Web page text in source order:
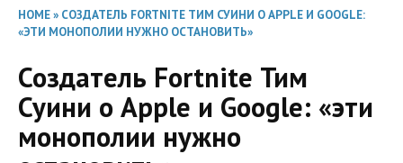
HOME» СОЗДАТЕЛЬ FORTNITE ТИМ СУИНИ О APPLE И GOOGLE:
«ЭТИ МОНОПОЛИИ НУЖНО ОСТАНОВИТЬ»
Создатель Fortnite Тим
Суини о Apple и Google: «эти
монополии нужно